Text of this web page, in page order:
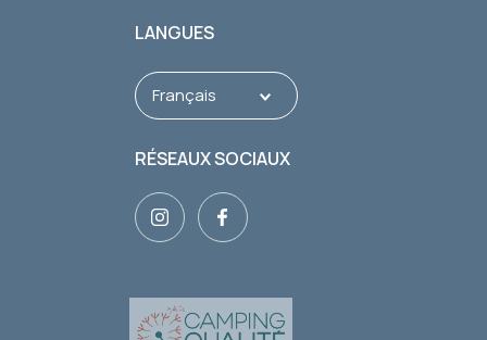
LANGUES
Français
RÉSEAUX SOCIAUX